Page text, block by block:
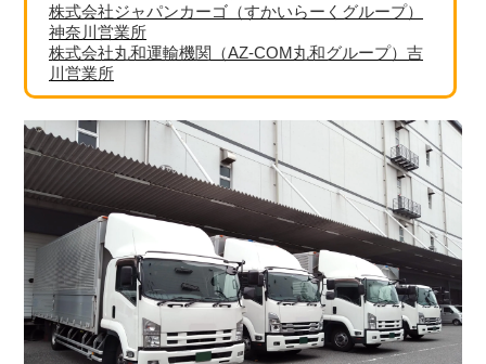
株式会社ジャパンカーゴ（すかいらーくグループ）
神奈川営業所
株式会社丸和運輸機関（AZ-COM丸和グループ）吉
川営業所